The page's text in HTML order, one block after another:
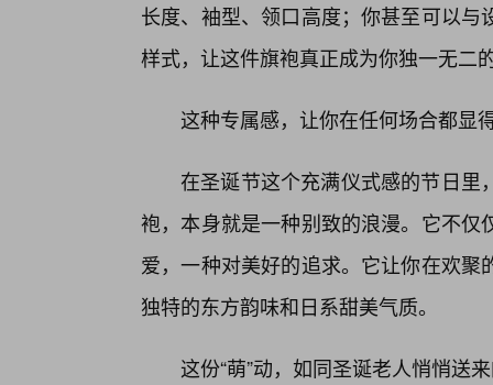
长度、袖型、领口高度；你甚至可以
样式，让这件旗袍真正成为你独一无二
这种专属感，让你在任何场合都显
在圣诞节这个充满仪式感的节日里
袍，本身就是一种别致的浪漫。它不
爱，一种对美好的追求。它让你在欢
独特的东方韵味和日系甜美气质。
这份“萌”动，如同圣诞老人悄悄送